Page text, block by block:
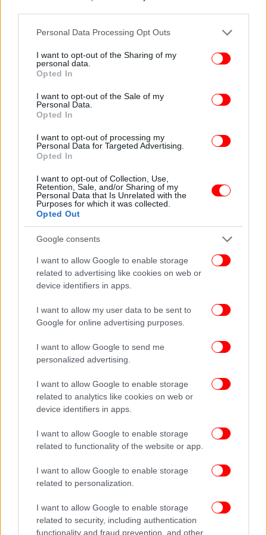
Please note that this website/app uses one or more Google
not limited to your visit or usage behaviour. You may click to
grant or deny consent to Google and its third-party tags to
use your data for below specified purposes in below Google
consent section.
Personal Data Processing Opt Outs
I want to opt-out of the Sharing of my
personal data.
Opted In
I want to opt-out of the Sale of my
Personal Data.
Opted In
I want to opt-out of processing my
Personal Data for Targeted Advertising.
Opted In
I want to opt-out of Collection, Use,
Retention, Sale, and/or Sharing of my
Personal Data that Is Unrelated with the
Purposes for which it was collected.
Opted Out
Google consents
I want to allow Google to enable storage
related to advertising like cookies on web or
device identifiers in apps.
I want to allow my user data to be sent to
Google for online advertising purposes.
I want to allow Google to send me
personalized advertising.
I want to allow Google to enable storage
related to analytics like cookies on web or
device identifiers in apps.
I want to allow Google to enable storage
related to functionality of the website or app.
I want to allow Google to enable storage
related to personalization.
I want to allow Google to enable storage
related to security, including authentication
functionality and fraud prevention, and other
Την ίδια εβδομάδα, ένας άνδρας παρέσυρε
περαστικούς σε έναν πεζόδρομο με το αυτοκίνητό
του και στη συνέχεια επιτέθηκε με μαχαίρι σε
πελάτες πολυκαταστήματος, τραυματίζοντας
επίθεση με μαχαίρι στη Σεούλ σκοτώθηκε ένας
άνθρωπος και άλλοι τρεις τραυματίστηκαν.
ΑΠΕ-ΜΠΕ
ΟΛΕΣ ΟΙ ΕΙΔΗΣΕΙΣ
Μπαράζ 7 σεισμών μέσα σε λίγες ώρες ταρακούνησαν
Σαντορίνη και Αμοργό -Στα 4,9 Ρίχτερ ο μεγαλύτερος
«Αφήστε εμάς και σώστε το παιδί»: Οι δραματικές
στιγμές στα Επείγοντα όταν εισήχθη ο 27χρονος με τη
μηνιγγίτιδα
Bentley παρέσυρε την Αλεξάνδρα Νίκα ενώ έκανε βόλτα
με το μωρό της στο Κολωνάκι -Ο οδηγός εξαφανίστηκε